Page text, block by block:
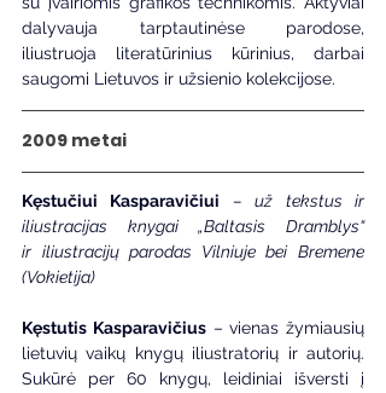
dalyvauja tarptautinėse parodose,
iliustruoja literatūrinius kūrinius, darbai
saugomi Lietuvos ir užsienio kolekcijose.
2009 metai
Kęstučiui Kasparavičiui
– už tekstus ir
iliustracijas knygai „Baltasis Dramblys“
ir iliustracijų parodas Vilniuje bei Bremene
(Vokietija)
Kęstutis Kasparavičius – vienas žymiausių
lietuvių vaikų knygų iliustratorių ir autorių.
Sukūrė per 60 knygų, leidiniai išversti į